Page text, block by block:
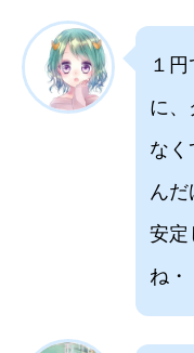
１
に、
なく
んだ
安定
ね・